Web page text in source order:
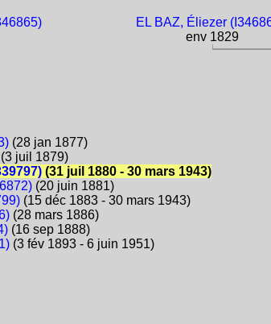
EL BAZ, Éliezer
env 1829
(28 jan 1877)
(3 juil 1879)
(31 juil 1880 - 30 mars 1943)
(20 juin 1881)
(15 déc 1883 - 30 mars 1943)
(28 mars 1886)
(16 sep 1888)
(3 fév 1893 - 6 juin 1951)